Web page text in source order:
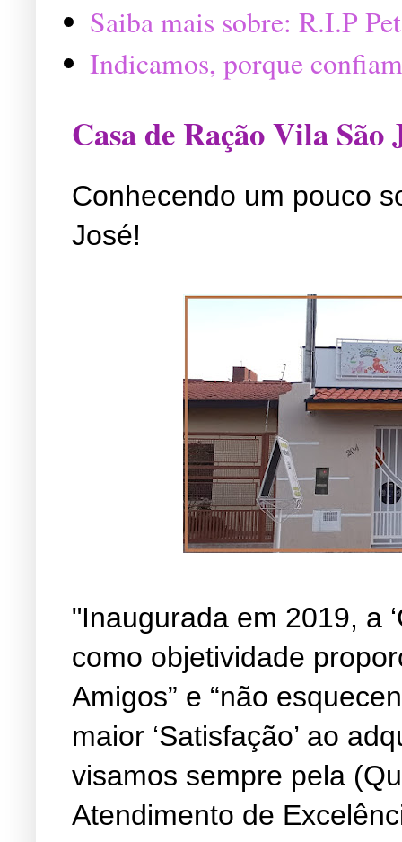
Saiba mais sobre: R.I.P
Indicamos, porque
Casa de Ração Vila São
Conhecendo um pouco
José!
"Inaugurada em 2019, a
como objetividade
Amigos” e “não
maior ‘Satisfação’ ao
visamos sempre pela
Atendimento de